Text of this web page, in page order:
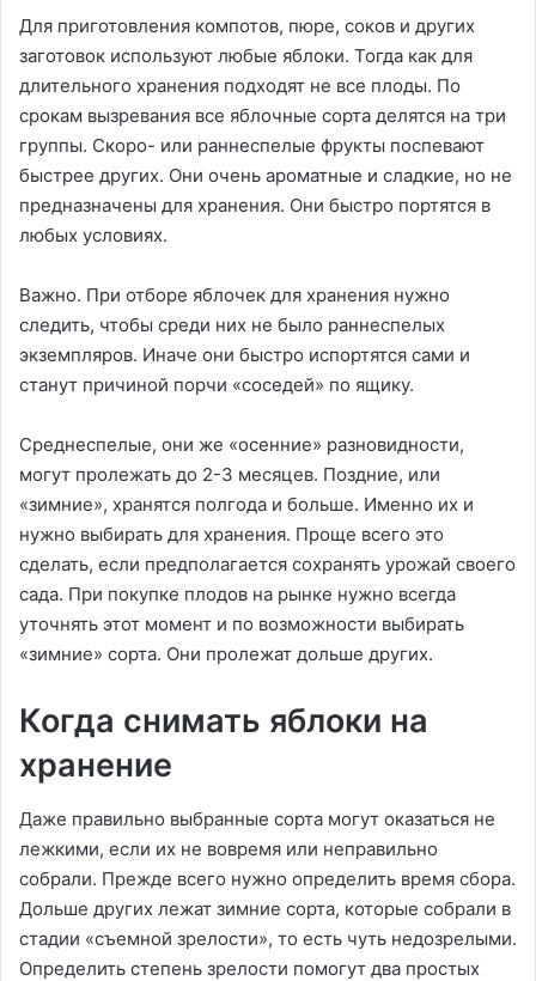
Для приготовления компотов, пюре, соков и других
заготовок используют любые яблоки. Тогда как для
длительного хранения подходят не все плоды. По
срокам вызревания все яблочные сорта делятся на три
группы. Скоро- или раннеспелые фрукты поспевают
быстрее других. Они очень ароматные и сладкие, но не
предназначены для хранения. Они быстро портятся в
любых условиях.
Важно. При отборе яблочек для хранения нужно
следить, чтобы среди них не было раннеспелых
экземпляров. Иначе они быстро испортятся сами и
станут причиной порчи «соседей» по ящику.
Среднеспелые, они же «осенние» разновидности,
могут пролежать до 2-3 месяцев. Поздние, или
«зимние», хранятся полгода и больше. Именно их и
нужно выбирать для хранения. Проще всего это
сделать, если предполагается сохранять урожай своего
сада. При покупке плодов на рынке нужно всегда
уточнять этот момент и по возможности выбирать
«зимние» сорта. Они пролежат дольше других.
Когда снимать яблоки на
хранение
Даже правильно выбранные сорта могут оказаться не
лежкими, если их не вовремя или неправильно
собрали. Прежде всего нужно определить время сбора.
Дольше других лежат зимние сорта, которые собрали в
стадии «съемной зрелости», то есть чуть недозрелыми.
Определить степень зрелости помогут два простых